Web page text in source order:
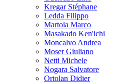
Kregar Stéphane
Ledda Filippo
Martoia Marco
Masakado Ken'ichi
Moncalvo Andrea
Moser Giuliano
Netti Michele
Nogara Salvatore
Ortolan Didier